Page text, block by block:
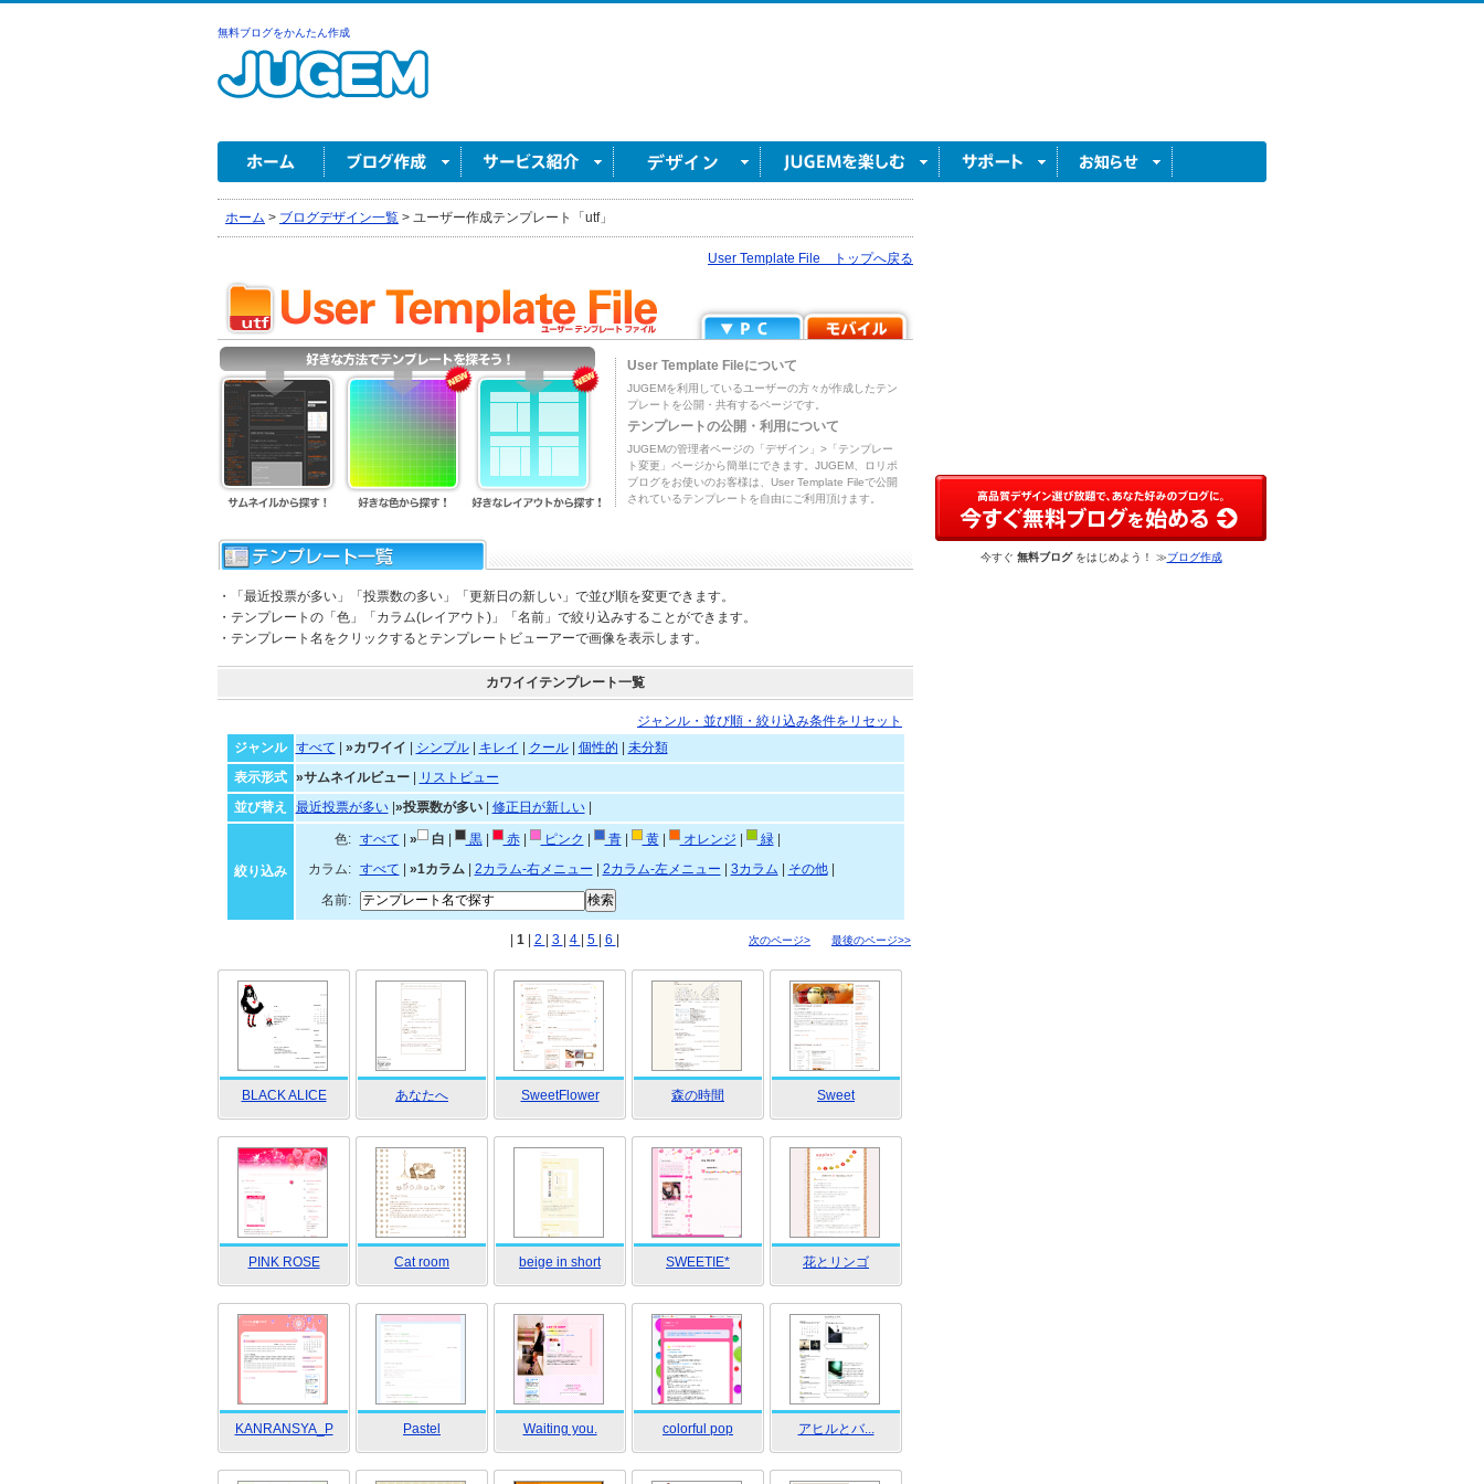
無料ブログをかんたん作成
ホーム > ブログデザイン一覧 > ユーザー作成テンプレート「utf」
User Template File トップへ戻る
User Template Fileについて
JUGEMを利用しているユーザーの方々が作成したテン
プレートを公開・共有するページです。
テンプレートの公開・利用について
JUGEMの管理者ページの「デザイン」>「テンプレー
ト変更」ページから簡単にできます。JUGEM、ロリポ
ブログをお使いのお客様は、User Template Fileで公開
されているテンプレートを自由にご利用頂けます。
・「最近投票が多い」「投票数の多い」「更新日の新しい」で並び順を変更できます。
・テンプレートの「色」「カラム(レイアウト)」「名前」で絞り込みすることができます。
・テンプレート名をクリックするとテンプレートビューアーで画像を表示します。
カワイイテンプレート一覧
ジャンル・並び順・絞り込み条件をリセット
ジャンル
すべて »カワイイ シンプル| キレイ クール| 個性的
未分類
表示形式
»サムネイルビュー|
リストビュー
並び替え
最近投票が多い| »投票数が多い| 修正日が新しい|
絞り込み
色: すべて » 白 黒| 赤| ピンク 青| 黄| オレンジ 緑|
カラム:
すべて »1カラム| 2カラム-右メニュー 2カラム-左メニュー 3カラム その他|
名前:
1 2 3 4 5 6 次のページ> 最後のページ>>
BLACK ALICE あなたへ SweetFlower 森の時間 Sweet
PINK ROSE Cat room beige in short SWEETIE* 花とリンゴ
KANRANSYA_P Pastel Waiting you. colorful pop アヒルとバ...
今すぐ 無料ブログをはじめよう！ ≫ブログ作成